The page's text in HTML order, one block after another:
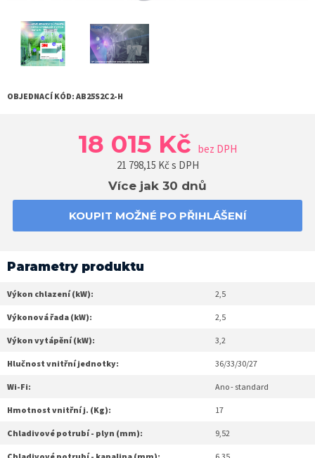
OBJEDNACÍ KÓD: AB25S2C2-H
18 015 Kč bez DPH
21 798,15 Kč s DPH
Více jak 30 dnů
KOUPIT MOŽNÉ PO PŘIHLÁŠENÍ
Parametry produktu
Výkon chlazení (kW): 2,5
Výkonová řada (kW): 2,5
Výkon vytápění (kW): 3,2
Hlučnost vnitřní jednotky: 36/33/30/27
Wi-Fi: Ano - standard
Hmotnost vnitřní j. (Kg): 17
Chladivové potrubí - plyn (mm): 9,52